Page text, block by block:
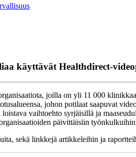
käyttävät Healthdirect-
, joilla on yli 11 000 klinikkaa
, johon potilaat saapuvat
loistava vaihtoehto syrjäisillä ja
päivittäisiin työnkulkuihin
, sekä linkkejä artikkeleihin ja